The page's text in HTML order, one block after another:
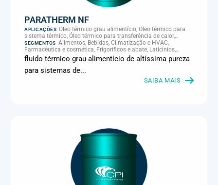
PARATHERM NF
APLICAÇÕES Óleo térmico grau alimentício, Óleo térmico para
sistema térmico, Óleo térmico para transferência de calor,
Transferência térmica
SEGMENTOS Alimentos, Bebidas, Climatização e HVAC,
Farmacêutica e cosmética, Frigoríficos e abate, Laticínios,
Panificação, Supermercados e refrigeração comercial
fluido térmico grau alimentício de altíssima pureza
para sistemas de...
SAIBA MAIS